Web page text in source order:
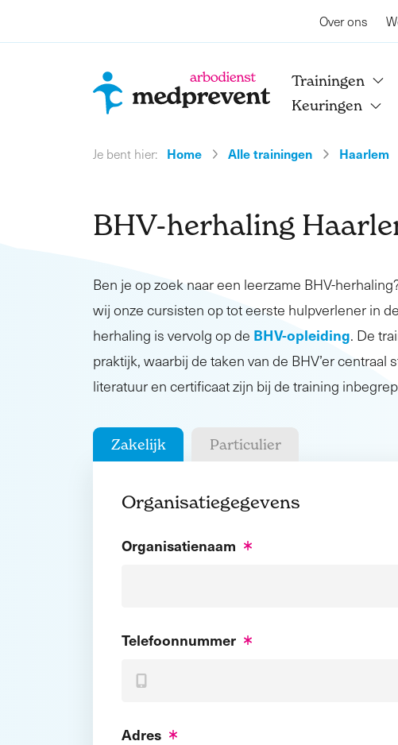
Over ons
Trainingen
Keuringen
Je bent hier: Home Alle trainingen Haarlem
BHV-herhaling
Ben je op zoek naar een leerzame BHV-
wij onze cursisten op tot eerste hulpverlener in
herhaling is vervolg op de BHV-opleiding. De
praktijk, waarbij de taken van de BHV’er
literatuur en certificaat zijn bij de training
Zakelijk Particulier
Organisatiegegevens
Organisatienaam
Telefoonnummer
Adres